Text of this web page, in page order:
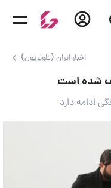
اخبار ایران (تلویزیون)
شده است
ادامه دارد